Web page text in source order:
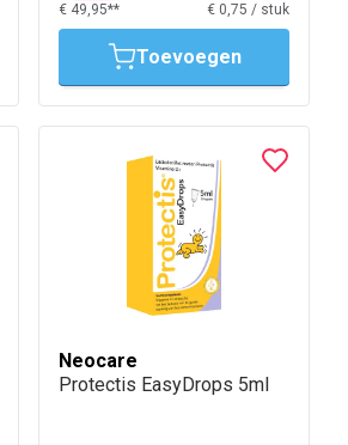
€ 49,95** € 0,75 / stuk
Toevoegen
Neocare
Protectis EasyDrops 5ml